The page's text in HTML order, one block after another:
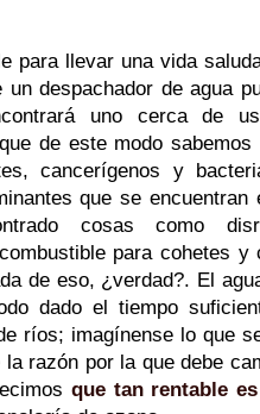
para llevar una vida
un despachador de agua
uno cerca de
de este modo
cancerígenos y
que se
cosas como
para cohetes
de eso, ¿verdad?. El
dado el tiempo
ríos; imagínense lo que
razón por la que debe
que tan rentable